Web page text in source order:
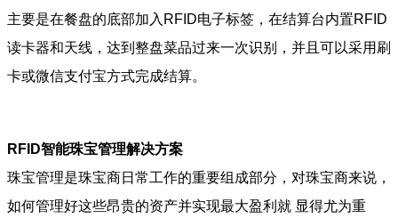
主要是在餐盘的底部加入RFID电子标签，在结算台内置RFID
读卡器和天线，达到整盘菜品过来一次识别，并且可以采用刷
卡或微信支付宝方式完成结算。
RFID智能珠宝管理解决方案
珠宝管理是珠宝商日常工作的重要组成部分，对珠宝商来说，
如何管理好这些昂贵的资产并实现最大盈利就 显得尤为重